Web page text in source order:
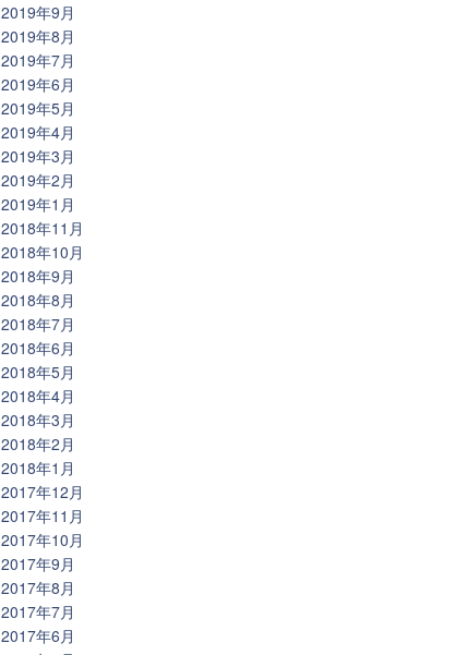
2019年9月
2019年8月
2019年7月
2019年6月
2019年5月
2019年4月
2019年3月
2019年2月
2019年1月
2018年11月
2018年10月
2018年9月
2018年8月
2018年7月
2018年6月
2018年5月
2018年4月
2018年3月
2018年2月
2018年1月
2017年12月
2017年11月
2017年10月
2017年9月
2017年8月
2017年7月
2017年6月